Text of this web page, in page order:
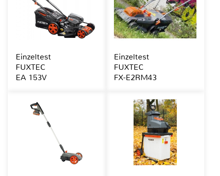
Einzeltest
FUXTEC
EA 153V
Einzeltest
FUXTEC
FX-E2RM43